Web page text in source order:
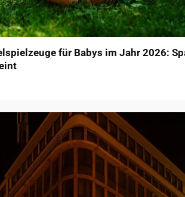
für Babys im Jahr 2026: